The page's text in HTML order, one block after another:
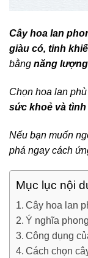
Cây hoa lan
giàu có, tinh
bằng năng
Chọn hoa lan
sức khoẻ và tình
Nếu bạn muốn
phá ngay cách
Mục lục nội
Cây hoa lan
Ý nghĩa
Công dụng
Cách chọn